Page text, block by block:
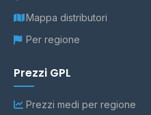
Mappa distributori
Per regione
Prezzi GPL
Prezzi medi per regione